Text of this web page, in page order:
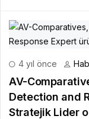
4 yıl önce
AV-
Detection and
Stratejik Lider